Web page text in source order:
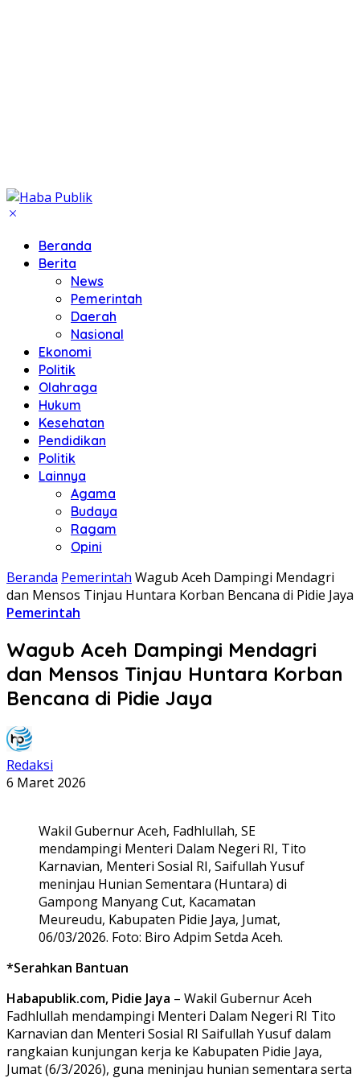
Beranda
Berita
News
Pemerintah
Daerah
Nasional
Ekonomi
Politik
Olahraga
Hukum
Kesehatan
Pendidikan
Politik
Lainnya
Agama
Budaya
Ragam
Opini
Beranda Pemerintah Wagub Aceh Dampingi Mendagri
dan Mensos Tinjau Huntara Korban Bencana di Pidie Jaya
Pemerintah
Wagub Aceh Dampingi Mendagri
dan Mensos Tinjau Huntara Korban
Bencana di Pidie Jaya
Redaksi
6 Maret 2026
Wakil Gubernur Aceh, Fadhlullah, SE
mendampingi Menteri Dalam Negeri RI, Tito
Karnavian, Menteri Sosial RI, Saifullah Yusuf
meninjau Hunian Sementara (Huntara) di
Gampong Manyang Cut, Kacamatan
Meureudu, Kabupaten Pidie Jaya, Jumat,
06/03/2026. Foto: Biro Adpim Setda Aceh.
*Serahkan Bantuan
Habapublik.com, Pidie Jaya – Wakil Gubernur Aceh
Fadhlullah mendampingi Menteri Dalam Negeri RI Tito
Karnavian dan Menteri Sosial RI Saifullah Yusuf dalam
rangkaian kunjungan kerja ke Kabupaten Pidie Jaya,
Jumat (6/3/2026), guna meninjau hunian sementara serta